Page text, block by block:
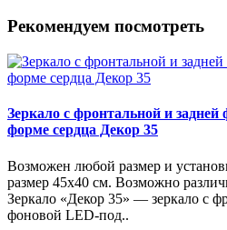
Рекомендуем посмотреть
Зеркало с фронтальной и задней
форме сердца Декор 35
Возможен любой размер и
размер 45х40 см. Возможно
Зеркало «Декор 35» — зеркало с
фоновой LED-под..